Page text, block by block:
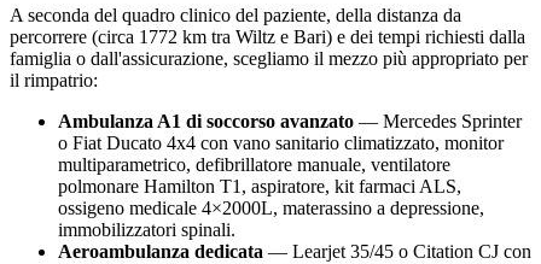
A seconda del quadro clinico del paziente, della distanza da
percorrere (circa 1772 km tra Wiltz e Bari) e dei tempi richiesti dalla
famiglia o dall'assicurazione, scegliamo il mezzo più appropriato per
il rimpatrio:
Ambulanza A1 di soccorso avanzato — Mercedes Sprinter
o Fiat Ducato 4x4 con vano sanitario climatizzato, monitor
multiparametrico, defibrillatore manuale, ventilatore
polmonare Hamilton T1, aspiratore, kit farmaci ALS,
ossigeno medicale 4×2000L, materassino a depressione,
immobilizzatori spinali.
Aeroambulanza dedicata — Learjet 35/45 o Citation CJ con